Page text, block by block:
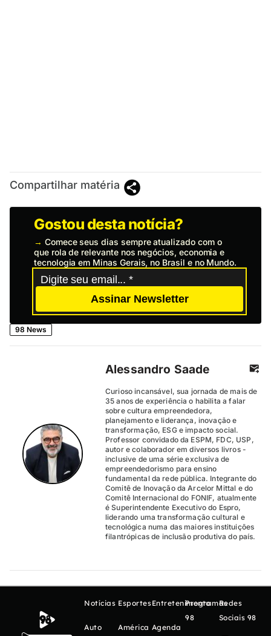
Compartilhar matéria
Gostou desta notícia?
→ Comece seus dias sempre atualizado com o
que rola de relevante nos negócios, economia e
tecnologia em Minas Gerais, no Brasil e no Mundo.
Assinar Newsletter
98 News
Alessandro Saade
Curioso incansável, sua jornada de mais de
35 anos de experiência o habilita a falar
sobre cultura empreendedora,
planejamento e liderança, inovação e
transformação, ESG e impacto social.
Professor convidado da ESPM, FDC, USP,
autor e colaborador em diversos livros -
inclusive de uma série exclusiva de
empreendedorismo para ensino
fundamental da rede pública. Integrante do
Comitê de Inovação da Arcelor Mittal e do
Comitê Internacional do FONIF, atualmente
é Superintendente Executivo do Espro,
liderando uma transformação cultural e
tecnológica numa das maiores instituições
filantrópicas de inclusão produtiva do país.
Notícias
Auto
Esportes
América
Entretenimento
Agenda
Programas
98
Redes
Sociais 98